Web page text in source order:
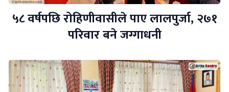
५८ वर्षपछि रोहिणीवासीले पाए लालपुर्जा, २७१
परिवार बने जग्गाधनी